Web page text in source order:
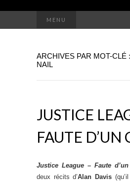
MENU
ARCHIVES PAR MOT-CLÉ
NAIL
JUSTICE
FAUTE D’UN
Justice League – Faute
deux récits d’Alan Davis